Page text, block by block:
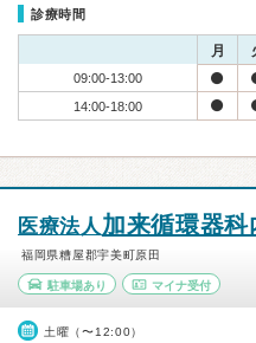
診療時間
月
09:00-13:00
14:00-18:00
医療法人加来循環器科
福岡県糟屋郡宇美町原田
駐車場あり マイナ受付
土曜（〜12:00）